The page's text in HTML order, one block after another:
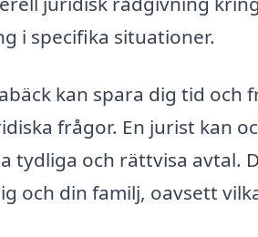
i specifika situationer.
kan spara dig tid
frågor. En jurist kan
och rättvisa avtal.
och din familj, oavsett